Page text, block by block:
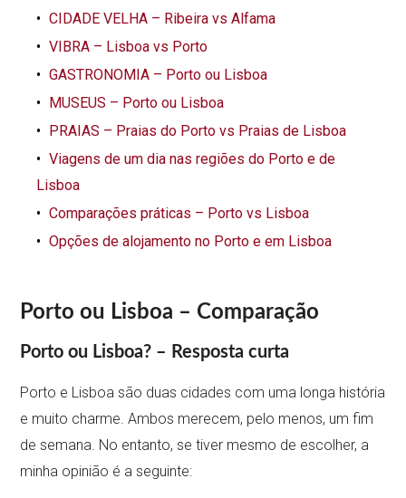
CIDADE VELHA – Ribeira vs Alfama
VIBRA – Lisboa vs Porto
GASTRONOMIA – Porto ou Lisboa
MUSEUS – Porto ou Lisboa
PRAIAS – Praias do Porto vs Praias de Lisboa
Viagens de um dia nas regiões do Porto e de
Lisboa
Comparações práticas – Porto vs Lisboa
Opções de alojamento no Porto e em Lisboa
Porto ou Lisboa – Comparação
Porto ou Lisboa? – Resposta curta
Porto e Lisboa são duas cidades com uma longa história
e muito charme. Ambos merecem, pelo menos, um fim
de semana. No entanto, se tiver mesmo de escolher, a
minha opinião é a seguinte: